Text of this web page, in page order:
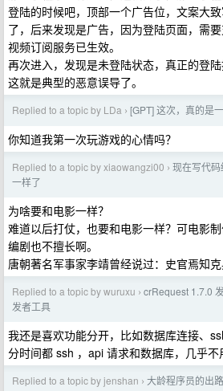
登陆的时候吧，顶部一个广告位，文案大
了，后来发现是广告，因为登陆页面，需
视频订阅服务已生效。
再次进入，发现是未登陆状态，真正的登陆
这就是典型的恶意误导了。
Replied to a topic by LDa › [GPT] 这次，真的是
你知道我第一次玩游戏的心情吗？
Replied to a topic by xiaowangzi00 › 现在写代
一样了
为啥要和电影一样？
难道以后打仗，也要和电影一样？可电影制
编剧也不擅长啊。
唐朝著名军事家李靖曾经说过：史官焉知
Replied to a topic by wuruxu › crRequest 1.7.0
发者工具
我还是喜欢功能分开，比如数据库连接、
分时间都 ssh ，api 请求和数据库，几乎不
Replied to a topic by jenshan › 大龄程序员的出路